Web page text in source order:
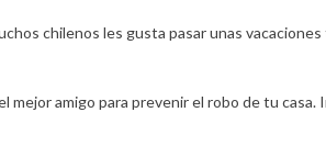
chilenos les gusta pasar unas
amigo para prevenir el robo de tu